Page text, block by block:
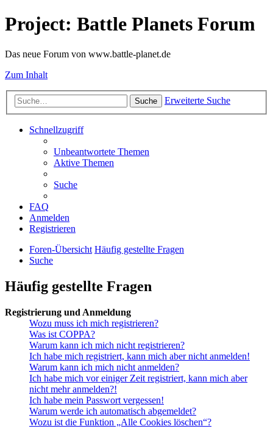
Project: Battle Planets Forum
Das neue Forum von www.battle-planet.de
Zum Inhalt
Suche Erweiterte Suche
Schnellzugriff
Unbeantwortete Themen
Aktive Themen
Suche
FAQ
Anmelden
Registrieren
Foren-Übersicht Häufig gestellte Fragen
Suche
Häufig gestellte Fragen
Registrierung und Anmeldung
Wozu muss ich mich registrieren?
Was ist COPPA?
Warum kann ich mich nicht registrieren?
Ich habe mich registriert, kann mich aber nicht anmelden!
Warum kann ich mich nicht anmelden?
Ich habe mich vor einiger Zeit registriert, kann mich aber
nicht mehr anmelden?!
Ich habe mein Passwort vergessen!
Warum werde ich automatisch abgemeldet?
Wozu ist die Funktion „Alle Cookies löschen“?